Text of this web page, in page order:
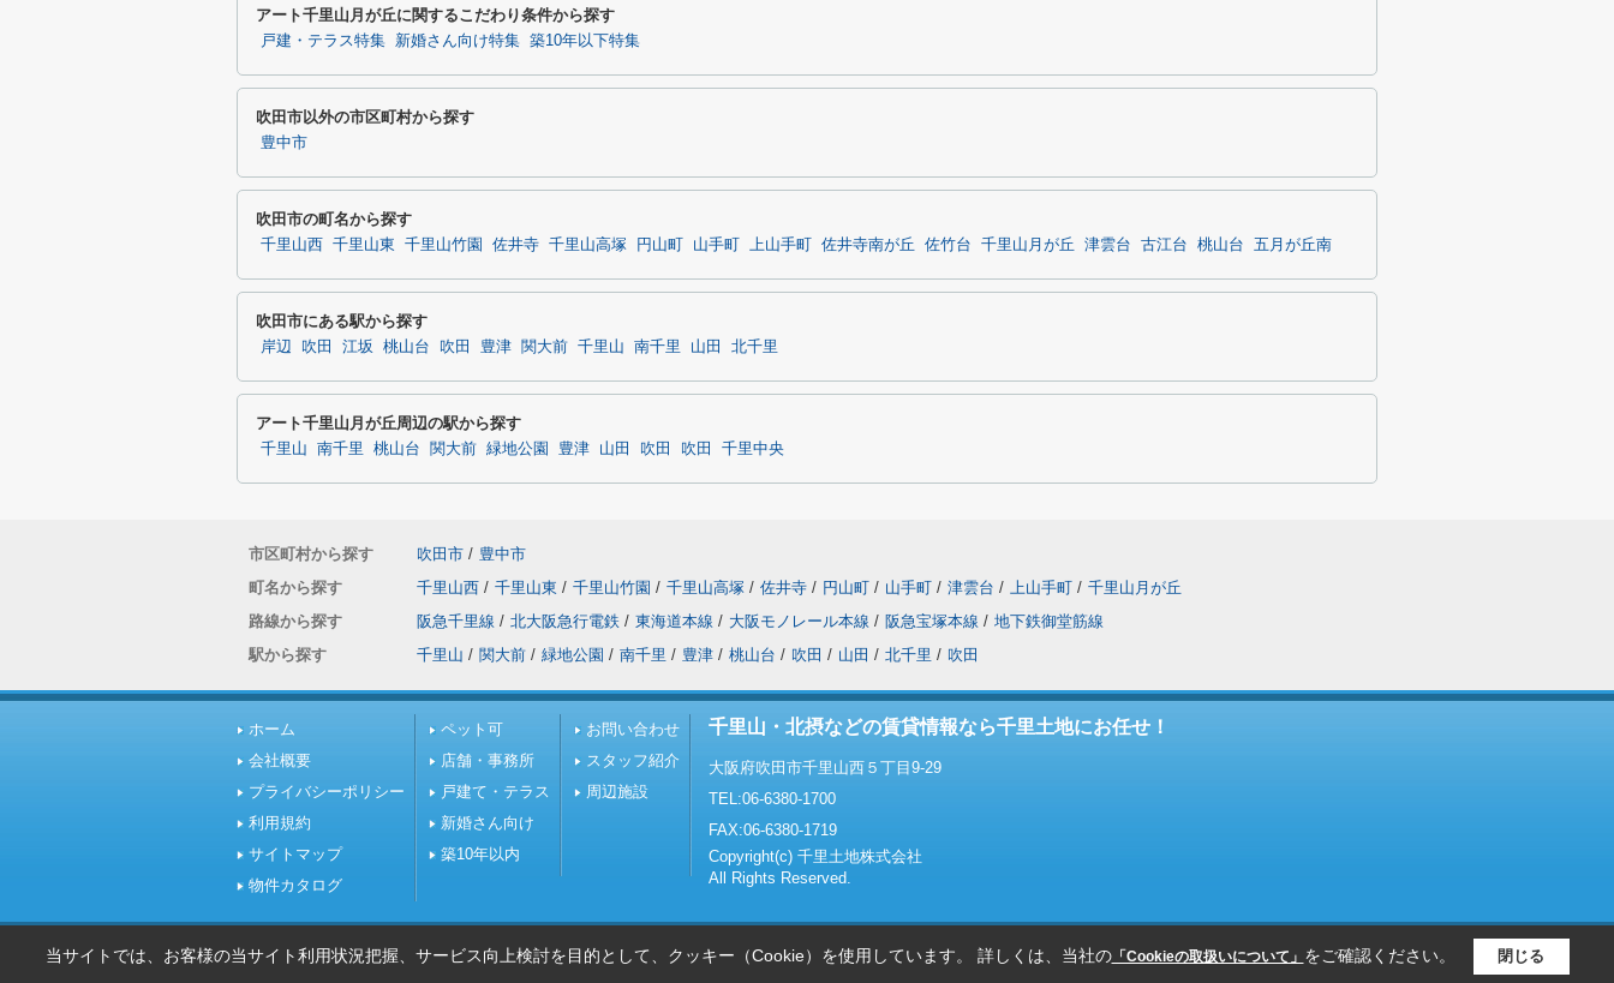
アート千里山月が丘に関するこだわり条件から探す
戸建・テラス特集 新婚さん向け特集 築10年以下特集
吹田市以外の市区町村から探す
豊中市
吹田市の町名から探す
千里山西 千里山東 千里山竹園 佐井寺 千里山高塚 円山町 山手町 上山手町 佐井寺南が丘 佐竹台 千里山月が丘 津雲台 古江台 桃山台 五月が丘南
吹田市にある駅から探す
岸辺 吹田 江坂 桃山台 吹田 豊津 関大前 千里山 南千里 山田 北千里
アート千里山月が丘周辺の駅から探す
千里山 南千里 桃山台 関大前 緑地公園 豊津 山田 吹田 吹田 千里中央
市区町村から探す 吹田市 / 豊中市
町名から探す
千里山西 / 千里山東 / 千里山竹園 / 千里山高塚 / 佐井寺 / 円山町 / 山手町 / 津雲台 / 上山手町 / 千里山月が丘
路線から探す
阪急千里線 / 北大阪急行電鉄 / 東海道本線 / 大阪モノレール本線 / 阪急宝塚本線 / 地下鉄御堂筋線
駅から探す
千里山 / 関大前 / 緑地公園 / 南千里 / 豊津 / 桃山台 / 吹田 / 山田 / 北千里 / 吹田
ホーム
会社概要
プライバシーポリシー
利用規約
サイトマップ
物件カタログ
ペット可
店舗・事務所
戸建て・テラス
新婚さん向け
築10年以内
お問い合わせ
スタッフ紹介
周辺施設
千里山・北摂などの賃貸情報なら千里土地にお任せ！
大阪府吹田市千里山西５丁目9-29
TEL:06-6380-1700
FAX:06-6380-1719
Copyright(c) 千里土地株式会社
All Rights Reserved.
当サイトでは、お客様の当サイト利用状況把握、サービス向上検討を目的として、クッキー（Cookie）を使用しています。 詳しくは、当社の「Cookieの取扱いについて」 をご確認ください。 閉じる